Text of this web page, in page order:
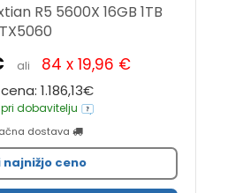
R5 5600X 16GB 1TB
ali 84 x 19,96 €
1.186,13€
dobavitelju
dostava
najnižjo ceno